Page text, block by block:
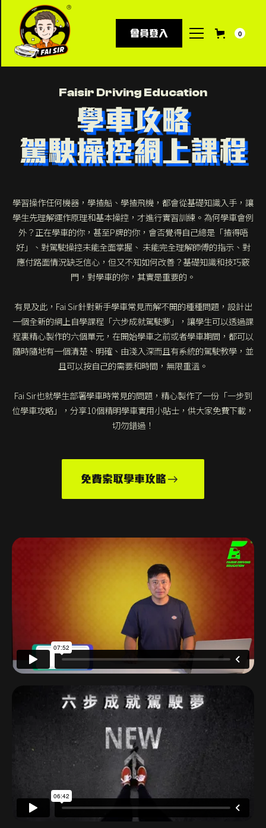
會員登入 0
Faisir Driving Education
學車攻略
駕駛操控網上課程
學習操作任何機器，學揸船、學揸飛機，都會從基礎知識入手，讓
學生先理解運作原理和基本操控，才進行實習訓練。為何學車會例
外？正在學車的你，甚至P牌的你，會否覺得自己總是「揸得唔
好」、對駕駛操控未能全面掌握、 未能完全理解師傅的指示、對
應付路面情況缺乏信心，但又不知如何改善？基礎知識和技巧竅
門，對學車的你，其實是重要的。
有見及此，Fai Sir針對新手學車常見而解不開的種種問題，設計出
一個全新的網上自學課程「六步成就駕駛夢」，讓學生可以透過課
程裏精心製作的六個單元，在開始學車之前或者學車期間，都可以
隨時隨地有一個清楚、明確、由淺入深而且有系統的駕駛教學，並
且可以按自己的需要和時間，無限重溫。
Fai Sir也就學生部署學車時常見的問題，精心製作了一份「一步到
位學車攻略」，分享10個精明學車實用小貼士，供大家免費下載，
切勿錯過！
免費索取學車攻略